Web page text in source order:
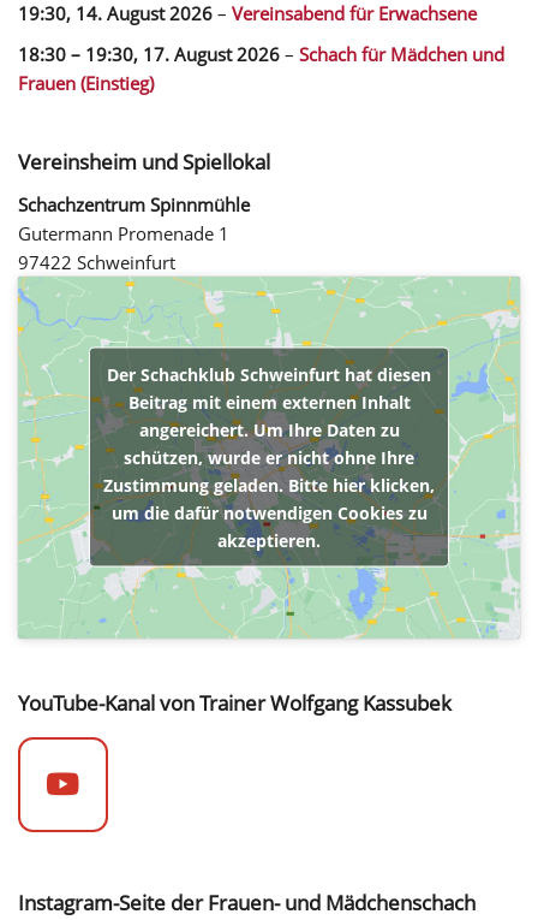
19:30, 14. August 2026 – Vereinsabend für Erwachsene
18:30 – 19:30, 17. August 2026 – Schach für Mädchen und
Frauen (Einstieg)
Vereinsheim und Spiellokal
Schachzentrum Spinnmühle
Gutermann Promenade 1
97422 Schweinfurt
Der Schachklub Schweinfurt hat diesen
Beitrag mit einem externen Inhalt
angereichert. Um Ihre Daten zu
schützen, wurde er nicht ohne Ihre
Zustimmung geladen. Bitte hier klicken,
um die dafür notwendigen Cookies zu
akzeptieren.
YouTube-Kanal von Trainer Wolfgang Kassubek
Instagram-Seite der Frauen- und Mädchenschach